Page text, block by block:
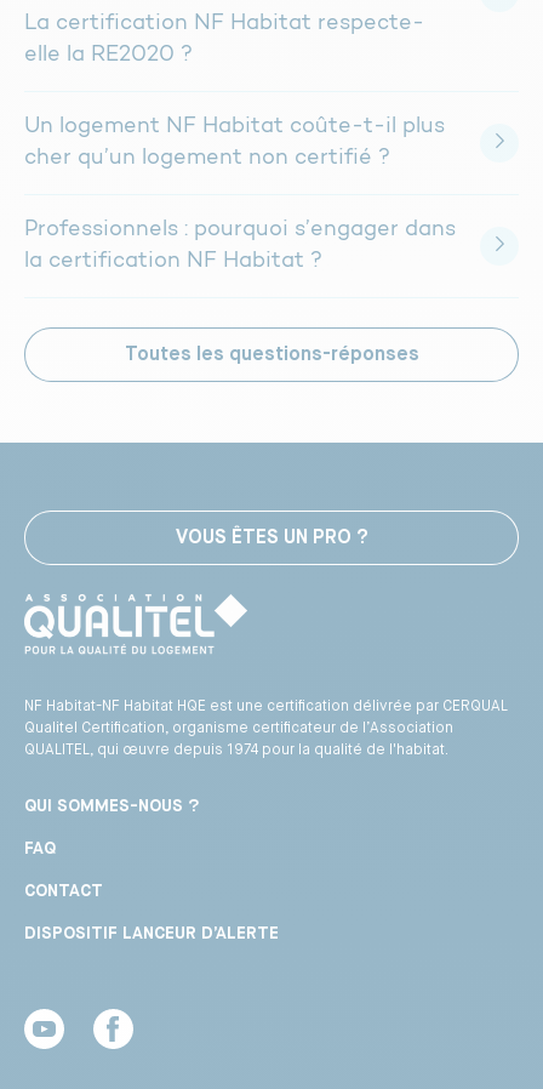
La certification NF Habitat respecte-
elle la RE2020 ?
Un logement NF Habitat coûte-t-il plus
cher qu’un logement non certifié ?
Professionnels : pourquoi s’engager dans
la certification NF Habitat ?
Toutes les questions-réponses
VOUS ÊTES UN PRO ?
NF Habitat-NF Habitat HQE est une certification délivrée par CERQUAL
Qualitel Certification, organisme certificateur de l’Association
QUALITEL, qui œuvre depuis 1974 pour la qualité de l'habitat.
QUI SOMMES-NOUS ?
FAQ
CONTACT
DISPOSITIF LANCEUR D’ALERTE
YoutubeFacebook